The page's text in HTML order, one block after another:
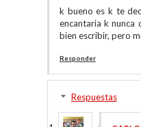
k bueno es k te
encantaria k nunca
bien escribir, pero
Responder
Respuestas